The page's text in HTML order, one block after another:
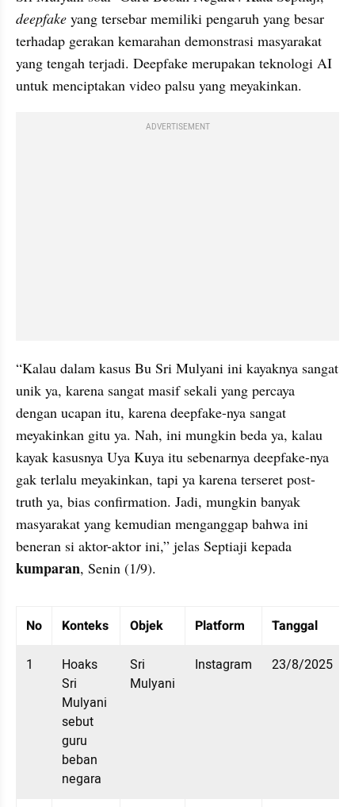
deepfake yang tersebar memiliki pengaruh yang besar
terhadap gerakan kemarahan demonstrasi masyarakat
yang tengah terjadi. Deepfake merupakan teknologi AI
untuk menciptakan video palsu yang meyakinkan.
ADVERTISEMENT
“Kalau dalam kasus Bu Sri Mulyani ini kayaknya sangat
unik ya, karena sangat masif sekali yang percaya
dengan ucapan itu, karena deepfake-nya sangat
meyakinkan gitu ya. Nah, ini mungkin beda ya, kalau
kayak kasusnya Uya Kuya itu sebenarnya deepfake-nya
gak terlalu meyakinkan, tapi ya karena terseret post-
truth ya, bias confirmation. Jadi, mungkin banyak
masyarakat yang kemudian menganggap bahwa ini
kumparan, Senin (1/9).
No Konteks Objek Platform Tanggal
1
Hoaks
Sri
Mulyani
sebut
guru
beban
negara
Sri
Mulyani
Instagram 23/8/2025